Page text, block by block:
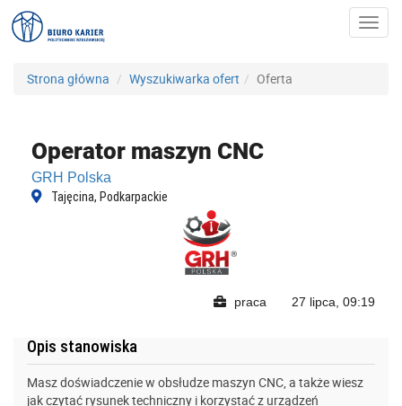
Strona główna Wyszukiwarka ofert Oferta
Operator maszyn CNC
GRH Polska
Tajęcina, Podkarpackie
praca 27 lipca, 09:19
Opis stanowiska
Masz doświadczenie w obsłudze maszyn CNC, a także wiesz
jak czytać rysunek techniczny i korzystać z urządzeń